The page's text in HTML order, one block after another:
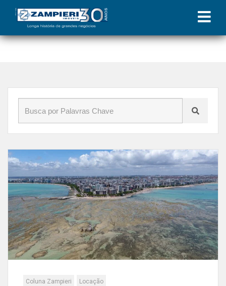
Início»Blog»venda de imóvel
Coluna Zampieri Locação